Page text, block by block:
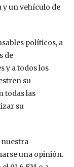
y un vehículo de
políticos, a
de
y a todos los
su
todas las
su
una opinión.